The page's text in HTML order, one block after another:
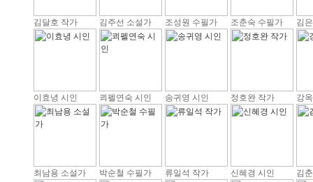
김달호 작가 김주선 소설가 조성원 수필가 조춘숙 수필가 김
이효녕 시인 쾨펠연숙 시인 송귀영 시인 정호완 작가 강
최남용 소설가 박순철 수필가 류일석 작가 신혜경 시인 김